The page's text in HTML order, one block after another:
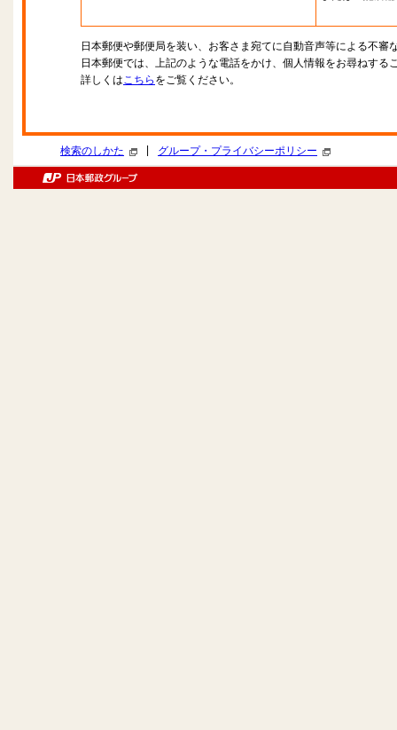
日本郵便や郵便局を装い、お客さま宛てに自動音声等による不審
日本郵便では、上記のような電話をかけ、個人情報をお尋ねする
詳しくはこちら をご覧ください。
検索のしかた グループ・プライバシーポリシー